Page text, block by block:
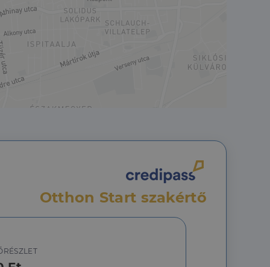
Otthon Start szakértő
a Cookie-
minden
hogy a
amelyet a
valós
hogy a tárolt